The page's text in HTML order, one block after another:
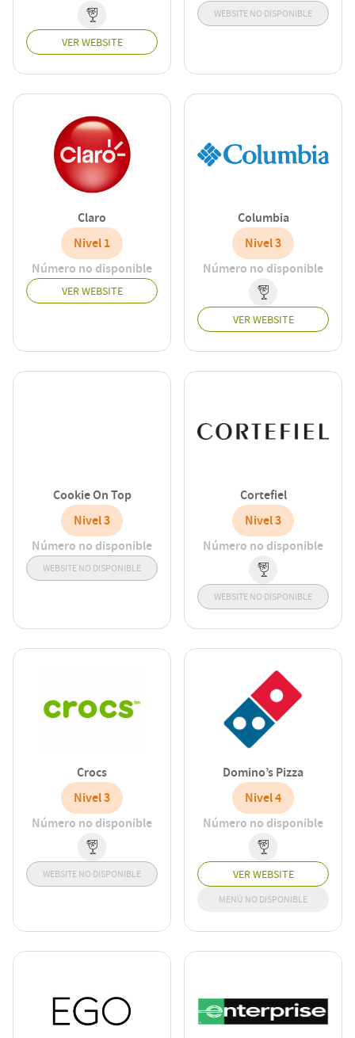
VER WEBSITE
WEBSITE NO DISPONIBLE
Claro
Nivel 1
Número no disponible
VER WEBSITE
Columbia
Nivel 3
Número no disponible
VER WEBSITE
Cookie On Top
Nivel 3
Número no disponible
WEBSITE NO DISPONIBLE
Cortefiel
Nivel 3
Número no disponible
WEBSITE NO DISPONIBLE
Crocs
Nivel 3
Número no disponible
WEBSITE NO DISPONIBLE
Domino’s Pizza
Nivel 4
Número no disponible
VER WEBSITE
MENÚ NO DISPONIBLE